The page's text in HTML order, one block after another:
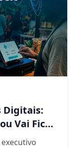
Digitais:
Vai Ficar